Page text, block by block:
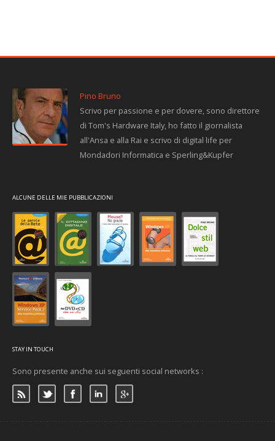
Pino Bruno
Scrivo per passione e per dovere, sono direttore
di Tom's Hardware Italy, ho fatto il giornalista
all'Ansa e alla Rai e scrivo di digital life per
Mondadori Informatica e Sperling&Kupfer
ALCUNE DELLE MIE PUBBLICAZIONI
STAY IN TOUCH
Sono presente anche sui seguenti social networks :